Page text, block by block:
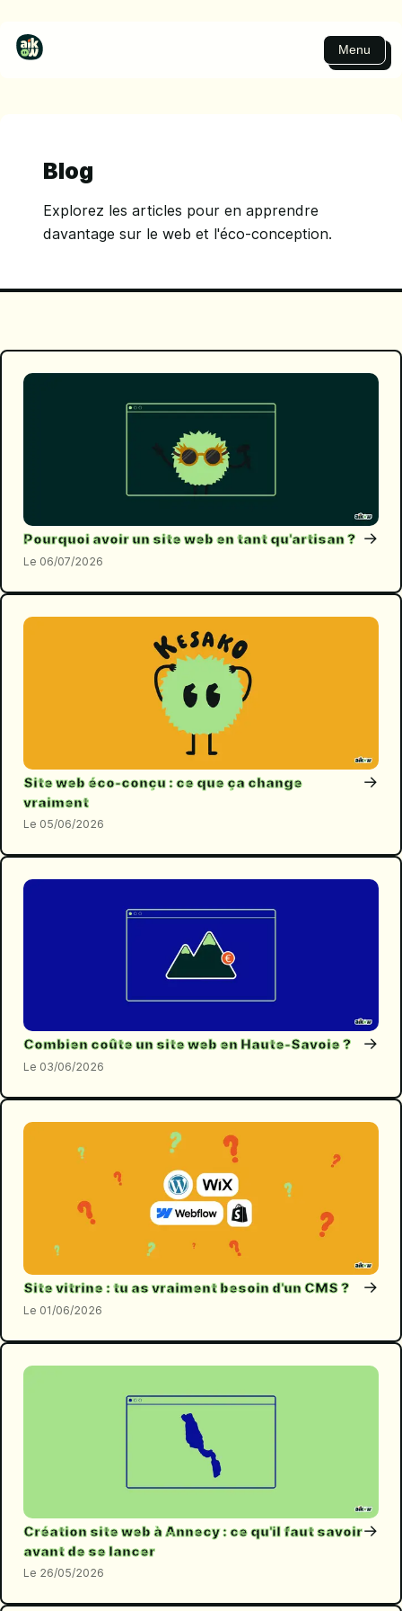
Menu
Blog
Explorez les articles pour en apprendre
davantage sur le web et l'éco-conception.
Pourquoi avoir un site web en tant qu'artisan ? →
06/07/2026
Site web éco-conçu : ce que ça change
vraiment
→
05/06/2026
Combien coûte un site web en Haute-Savoie ? →
03/06/2026
Site vitrine : tu as vraiment besoin d'un CMS ? →
01/06/2026
Création site web à Annecy : ce qu'il faut savoir
avant de se lancer
→
26/05/2026